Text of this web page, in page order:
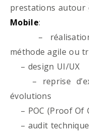
prestations
Mobile:
– réalisation
méthode agile ou
– design UI/UX
– reprise
évolutions
– POC (Proof Of
– audit